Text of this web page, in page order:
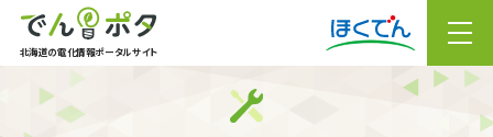
北海道の電化情報ポータルサイト
メニュー